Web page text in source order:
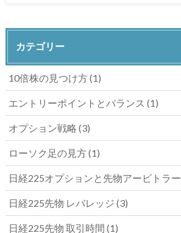
カテゴリー
10倍株の見つけ方(1)
エントリーポイントとバランス (1)
オプション戦略 (3)
ローソク足の見方(1)
日経225オプションと先物アービトラ
日経225先物 レバレッジ (3)
日経225先物 取引時間 (1)